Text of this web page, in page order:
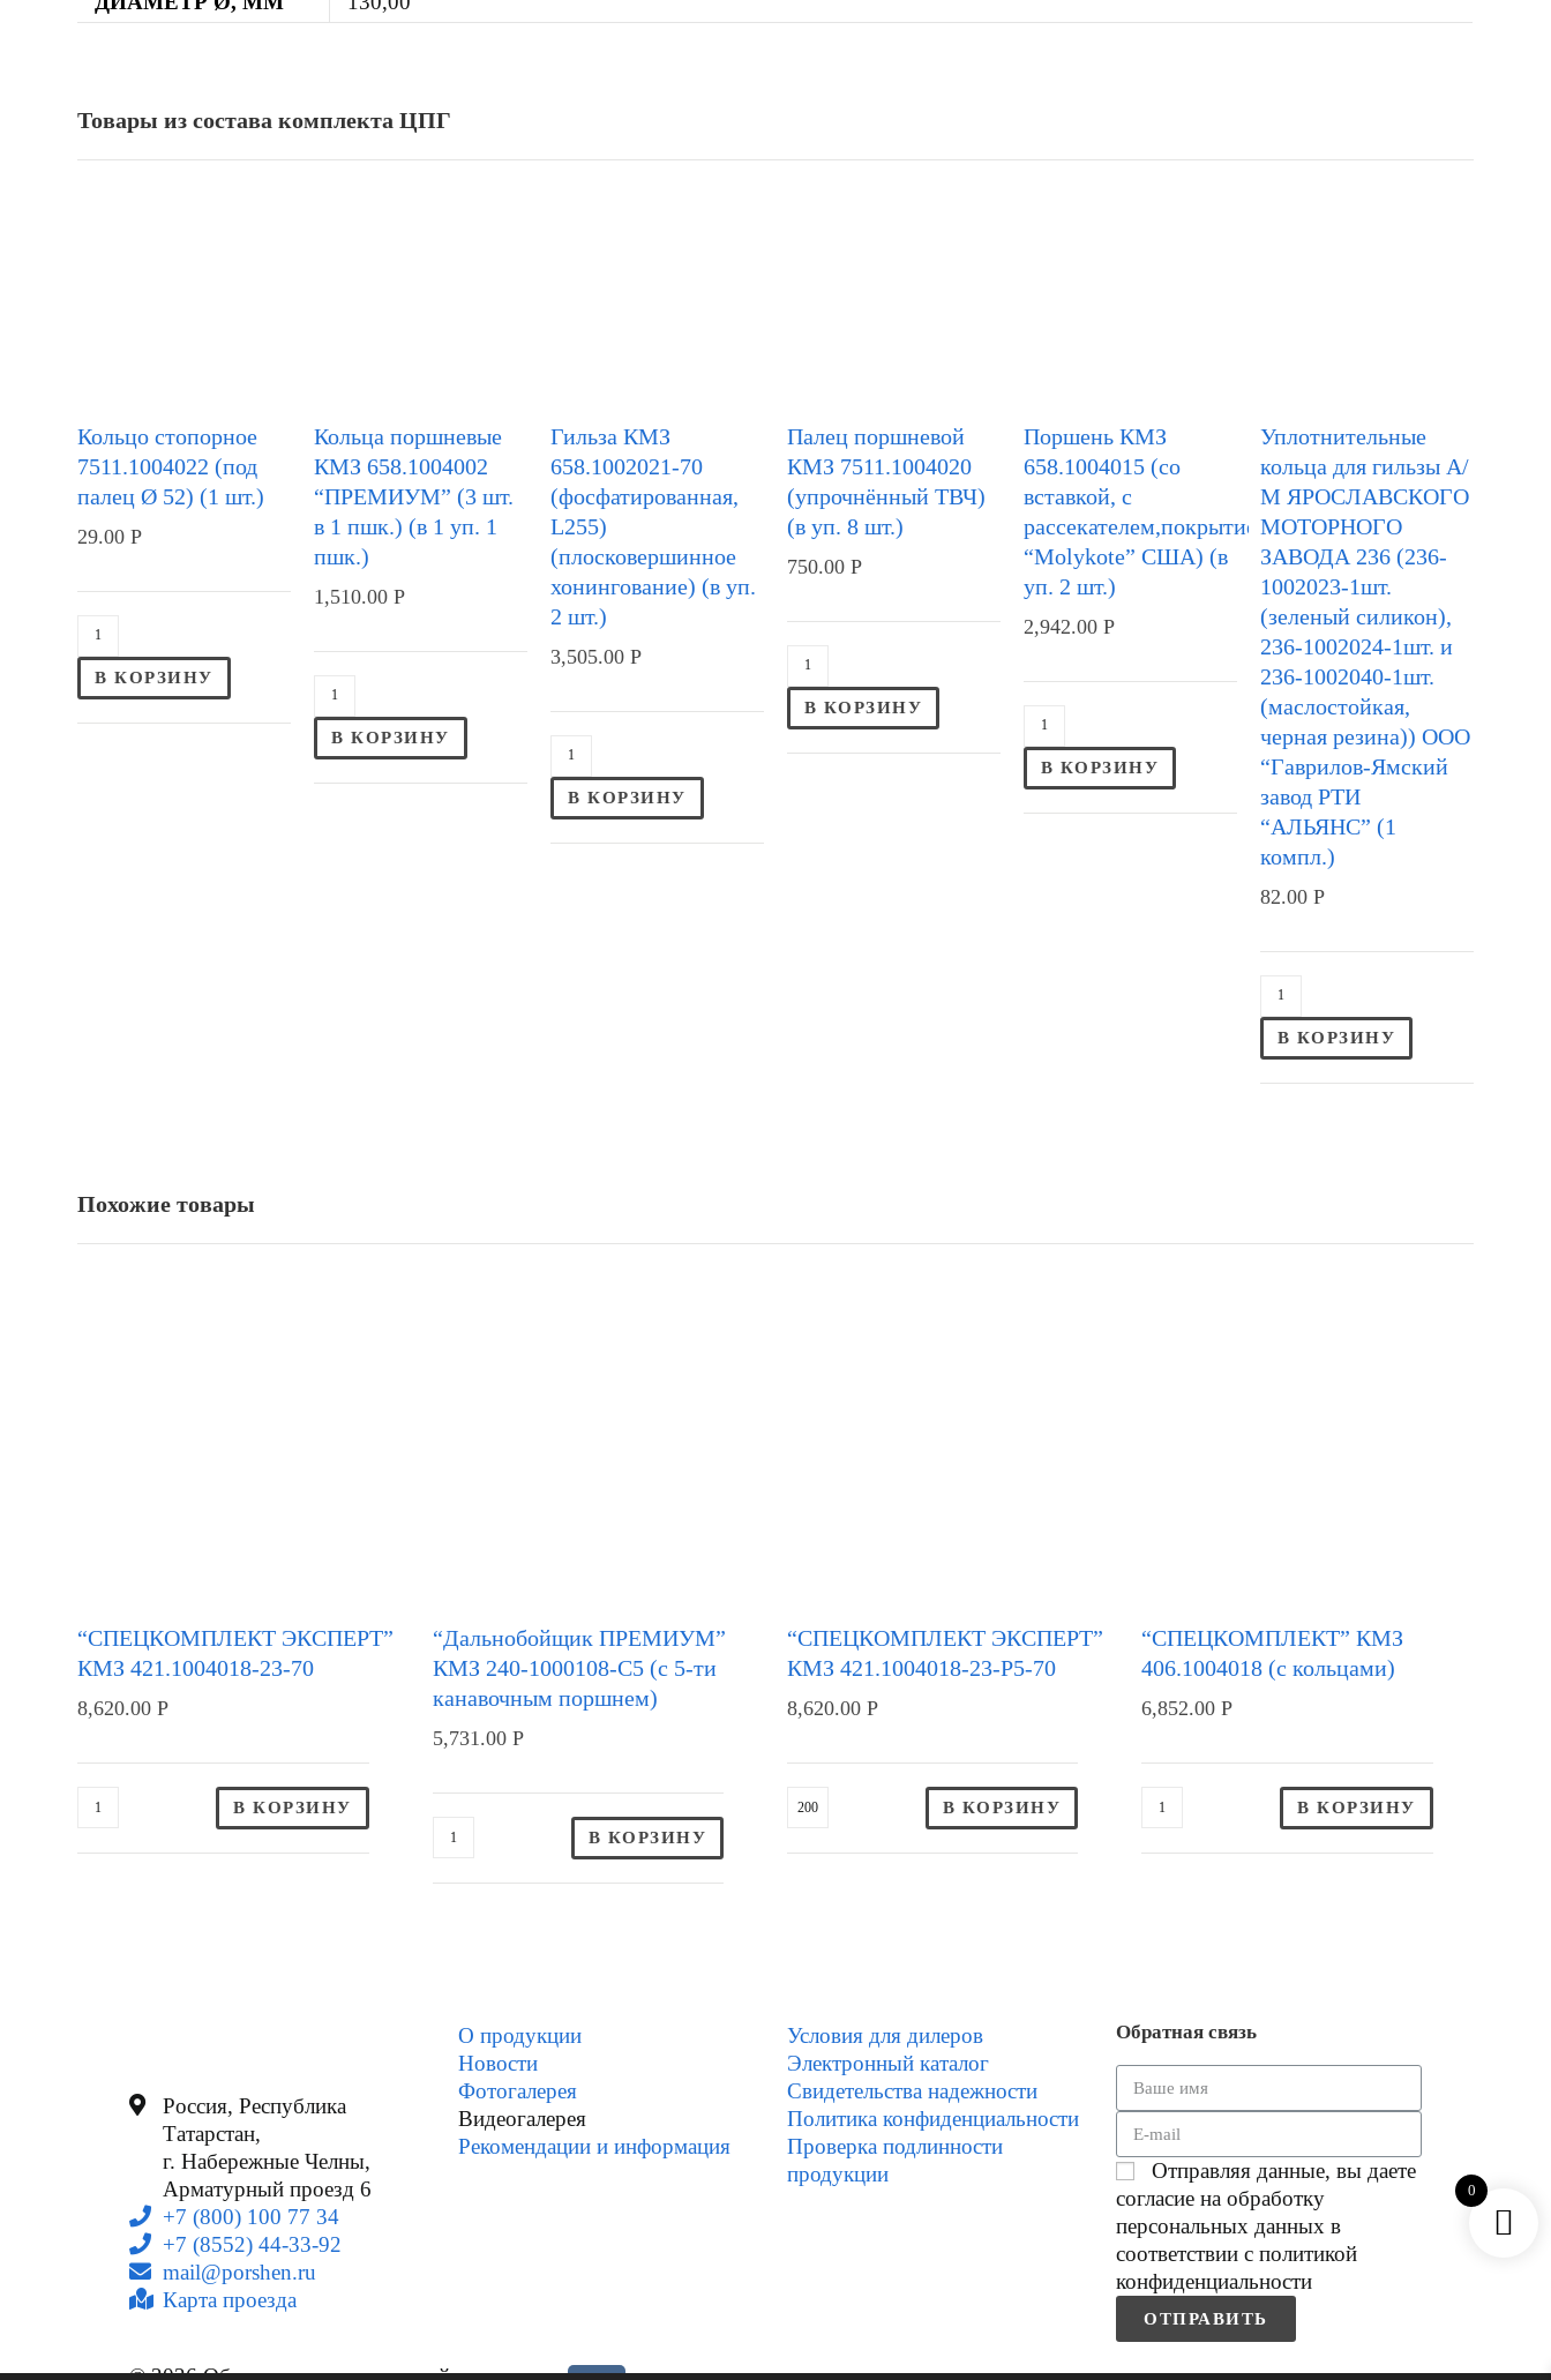
Товары из состава комплекта ЦПГ
Кольцо стопорное
7511.1004022 (под
палец Ø 52) (1 шт.)
29.00Р
В КОРЗИНУ
Кольца поршневые
КМЗ 658.1004002
“ПРЕМИУМ” (3 шт.
в 1 пшк.) (в 1 уп. 1
пшк.)
1,510.00Р
В КОРЗИНУ
Гильза КМЗ
658.1002021-70
(фосфатированная,
L255)
(плосковершинное
хонингование) (в уп.
2 шт.)
3,505.00Р
В КОРЗИНУ
Палец поршневой
КМЗ 7511.1004020
(упрочнённый ТВЧ)
(в уп. 8 шт.)
750.00 Р
В КОРЗИНУ
Поршень КМЗ
658.1004015 (со
вставкой, с
рассекателем,покрытие
“Molykote” США) (в
уп. 2 шт.)
2,942.00 Р
В КОРЗИНУ
Уплотнительные
кольца для гильзы А/
М ЯРОСЛАВСКОГО
МОТОРНОГО
ЗАВОДА 236 (236-
1002023-1шт.
(зеленый силикон),
236-1002024-1шт. и
236-1002040-1шт.
(маслостойкая,
черная резина)) ООО
“Гаврилов-Ямский
завод РТИ
“АЛЬЯНС” (1
компл.)
82.00 Р
В КОРЗИНУ
Похожие товары
“СПЕЦКОМПЛЕКТ ЭКСПЕРТ”
КМЗ 421.1004018-23-70
8,620.00Р
В КОРЗИНУ
“Дальнобойщик ПРЕМИУМ”
КМЗ 240-1000108-С5 (с 5-ти
канавочным поршнем)
5,731.00 Р
В КОРЗИНУ
“СПЕЦКОМПЛЕКТ ЭКСПЕРТ”
КМЗ 421.1004018-23-Р5-70
8,620.00 Р
В КОРЗИНУ
“СПЕЦКОМПЛЕКТ” КМЗ
406.1004018 (с кольцами)
6,852.00Р
В КОРЗИНУ
Россия, Республика
Татарстан,
г. Набережные Челны,
Арматурный проезд 6
+7 (800) 100 77 34
+7 (8552) 44-33-92
mail@porshen.ru
Карта проезда
О продукции
Новости
Фотогалерея
Видеогалерея
Рекомендации и информация
Условия для дилеров
Электронный каталог
Свидетельства надежности
Политика конфиденциальности
Проверка подлинности
продукции
Обратная связь
Отправляя данные, вы даете
согласие на обработку
персональных данных в
соответствии с политикой
конфиденциальности
ОТПРАВИТЬ
0